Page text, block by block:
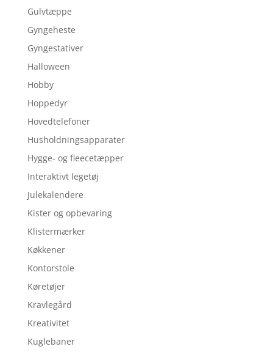
Gulvtæppe
Gyngeheste
Gyngestativer
Halloween
Hobby
Hoppedyr
Hovedtelefoner
Husholdningsapparater
Hygge- og fleecetæpper
Interaktivt legetøj
Julekalendere
Kister og opbevaring
Klistermærker
Køkkener
Kontorstole
Køretøjer
Kravlegård
Kreativitet
Kuglebaner